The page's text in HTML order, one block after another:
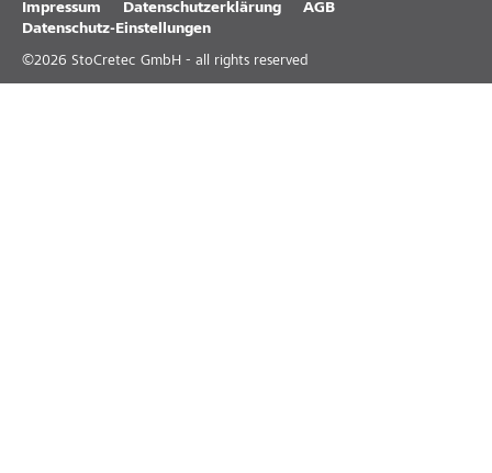
Impressum Datenschutzerklärung
AGB
Datenschutz-Einstellungen
©2026 StoCretec GmbH - all rights reserved